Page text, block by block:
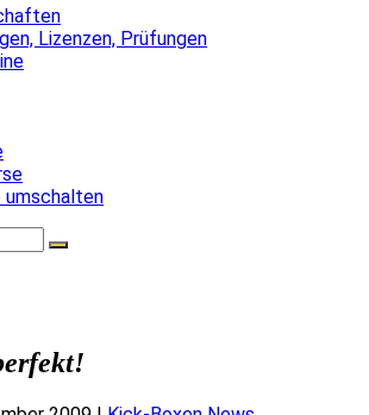
Lizenzen, Prüfungen
umschalten